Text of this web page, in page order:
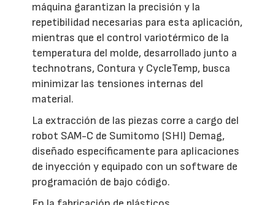
máquina garantizan la precisión y la
repetibilidad necesarias para esta aplicación,
mientras que el control variotérmico de la
temperatura del molde, desarrollado junto a
technotrans, Contura y CycleTemp, busca
minimizar las tensiones internas del
material.
La extracción de las piezas corre a cargo del
robot SAM-C de Sumitomo (SHI) Demag,
diseñado específicamente para aplicaciones
de inyección y equipado con un software de
programación de bajo código.